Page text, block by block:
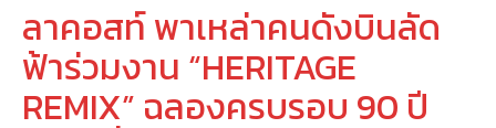
ลาคอสท์ พาเหล่าคนดังบินลัด
ฟ้าร่วมงาน “HERITAGE
REMIX” ฉลองครบรอบ 90 ปี